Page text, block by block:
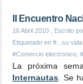
II Encuentro
16 Abril 2010 , Escrito
Etiquetado en #...su
#Comercio electronico
La próxima
Internautas . Se